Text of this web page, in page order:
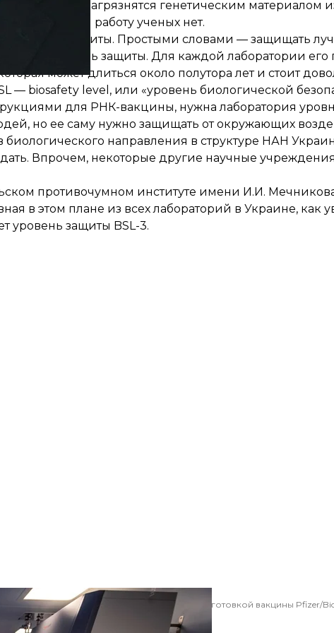
не загрязнятся генетическим
свести работу ученых нет.
защиты. Простыми словами — защищать
выше уровень защиты. Для каждой лаборатории
может длиться около полутора лет и стоит
— biosafety level, или «уровень биологической
для РНК-вакцины, нужна лаборатория
но ее саму нужно защищать от окружающих
направления в структуре НАН
Впрочем, некоторые другие научные
противочумном институте имени И.И.
в этом плане из всех лабораторий в Украине, как
уровень защиты BSL-3.
лаборатории, которая занимается подготовкой вакцины Pfizer/
марта 2021 года